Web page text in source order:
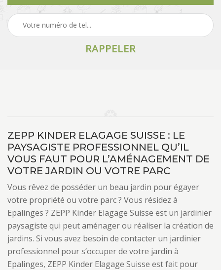
ZEPP KINDER ELAGAGE SUISSE : LE
PAYSAGISTE PROFESSIONNEL QU’IL
VOUS FAUT POUR L’AMÉNAGEMENT DE
VOTRE JARDIN OU VOTRE PARC
Vous rêvez de posséder un beau jardin pour égayer
votre propriété ou votre parc ? Vous résidez à
Epalinges ? ZEPP Kinder Elagage Suisse est un jardinier
paysagiste qui peut aménager ou réaliser la création de
jardins. Si vous avez besoin de contacter un jardinier
professionnel pour s’occuper de votre jardin à
Epalinges, ZEPP Kinder Elagage Suisse est fait pour